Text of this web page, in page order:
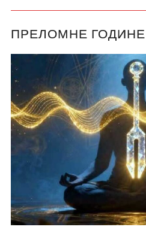
ПРЕЛОМНЕ ГОДИНЕ